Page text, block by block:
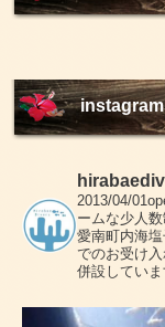
instagram
2013/04/
ームな少人
愛南町内海
でのお受け
併設していま